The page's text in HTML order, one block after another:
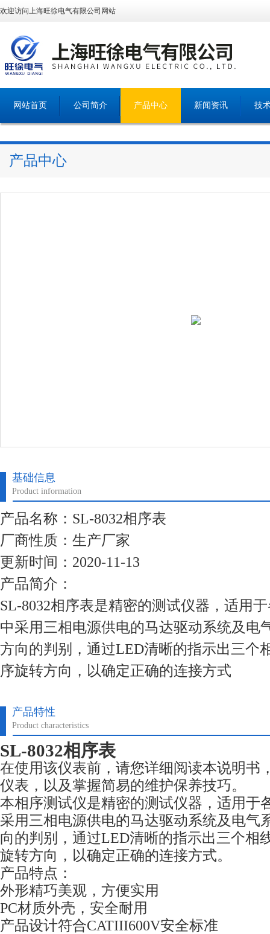
欢迎访问上海旺徐电气有限公司网站
网站首页 公司简介 产品中心 新闻资讯 技
产品中心
基础信息
Product information
产品名称：SL-8032相序表
厂商性质：生产厂家
更新时间：2020-11-13
产品简介：
SL-8032相序表是精密的测试仪器，适用
中采用三相电源供电的马达驱动系统及电
方向的判别，通过LED清晰的指示出三个
序旋转方向，以确定正确的连接方式
产品特性
Product characteristics
SL-8032相序表
在使用该仪表前，请您详细阅读本说明书
仪表，以及掌握简易的维护保养技巧。
本相序测试仪是精密的测试仪器，适用于
采用三相电源供电的马达驱动系统及电气
向的判别，通过LED清晰的指示出三个相
旋转方向，以确定正确的连接方式。
产品特点：
外形精巧美观，方便实用
PC材质外壳，安全耐用
产品设计符合CATIII600V安全标准